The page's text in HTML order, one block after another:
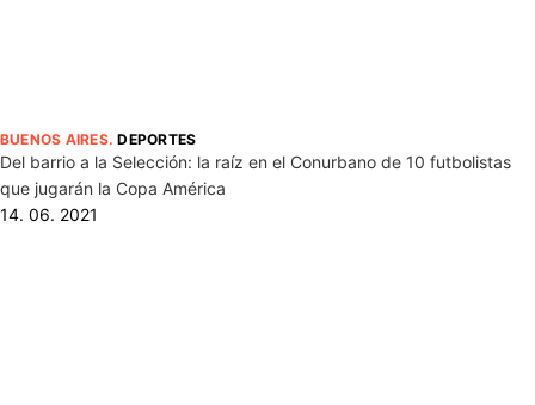
BUENOS AIRES.DEPORTES
Del barrio a la Selección: la raíz en el Conurbano de 10 futbolistas
que jugarán la Copa América
14. 06. 2021